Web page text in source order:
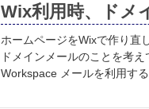
Wix利用時、ドメ
ホームページをWixで作り直
ドメインメールのことを考
Workspace メールを利用す